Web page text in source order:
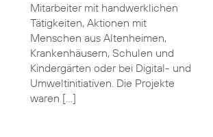
Mitarbeiter mit handwerklichen
Tätigkeiten, Aktionen mit
Menschen aus Altenheimen,
Krankenhäusern, Schulen und
Kindergärten oder bei Digital- und
Umweltinitiativen. Die Projekte
waren […]